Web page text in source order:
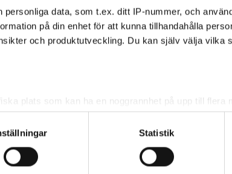
personliga data, som t.ex. ditt IP-nummer, och
på din enhet för att kunna tillhandahålla
och produktutveckling. Du kan själv välja vilka
plats som kan ha en noggrannhet på upp till flera
skanna den för specifika kännetecken (fingeravtryck)
behandlas och ställ in dina preferenser i
från cookie-förklaringen.
Statistik